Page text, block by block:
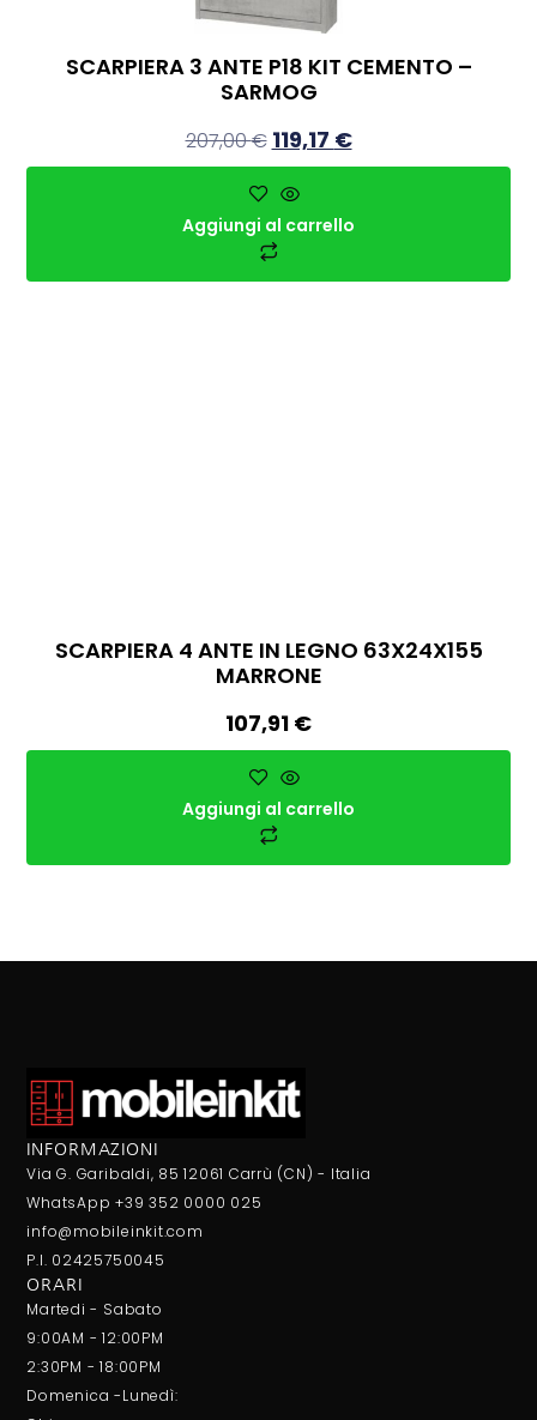
SCARPIERA 3 ANTE P18 KIT CEMENTO –
SARMOG
207,00€ 119,17 €
Aggiungi al carrello
SCARPIERA 4 ANTE IN LEGNO 63X24X155
MARRONE
107,91 €
Aggiungi al carrello
INFORMAZIONI
Via G. Garibaldi, 85 12061 Carrù (CN) - Italia
WhatsApp +39 352 0000 025
info@mobileinkit.com
P.I. 02425750045
ORARI
Martedi - Sabato
9:00AM - 12:00PM
2:30PM - 18:00PM
Domenica -Lunedì: